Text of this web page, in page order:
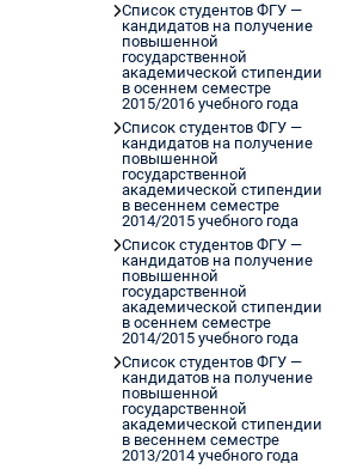
Список студентов ФГУ —
кандидатов на получение
повышенной
государственной
академической стипендии
в осеннем семестре
2015/2016 учебного года
Список студентов ФГУ —
кандидатов на получение
повышенной
государственной
академической стипендии
в весеннем семестре
2014/2015 учебного года
Список студентов ФГУ —
кандидатов на получение
повышенной
государственной
академической стипендии
в осеннем семестре
2014/2015 учебного года
Список студентов ФГУ —
кандидатов на получение
повышенной
государственной
академической стипендии
в весеннем семестре
2013/2014 учебного года